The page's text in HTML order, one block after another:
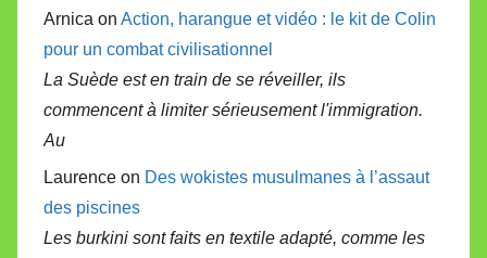
Arnica on Action, harangue et vidéo : le kit de Colin
pour un combat civilisationnel
La Suède est en train de se réveiller, ils
commencent à limiter sérieusement l'immigration.
Au
Laurence on Des wokistes musulmanes à l’assaut
des piscines
Les burkini sont faits en textile adapté, comme les